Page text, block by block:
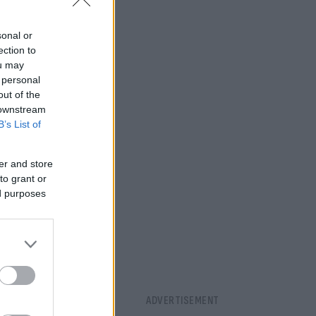
or
to
may
of the
List of
and store
grant or
purposes